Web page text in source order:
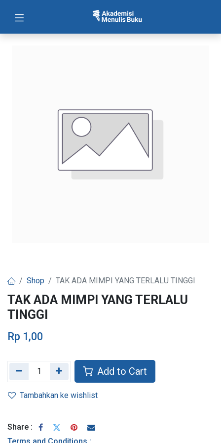
Shop TAK ADA MIMPI YANG TERLALU TINGGI
TAK ADA MIMPI YANG TERLALU
TINGGI
Rp 1,00
Add to Cart
Tambahkan ke wishlist
Share :